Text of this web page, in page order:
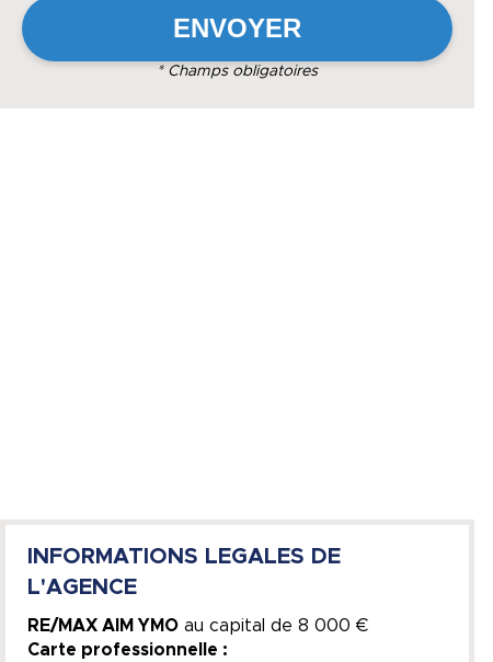
* Champs obligatoires
INFORMATIONS LEGALES DE
L'AGENCE
RE/MAX AIM YMOau capital de 8 000 €
Carte professionnelle :